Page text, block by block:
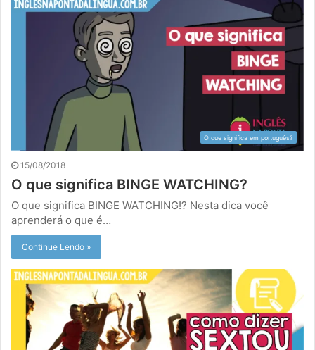
O que significa em português?
15/08/2018
O que significa BINGE WATCHING?
O que significa BINGE WATCHING!? Nesta dica você
aprenderá o que é…
Continue Lendo »